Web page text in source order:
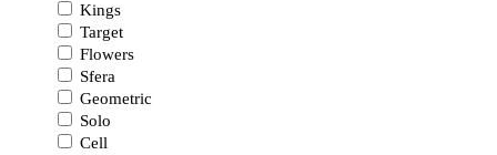
Kings
Target
Flowers
Sfera
Geometric
Solo
Cell